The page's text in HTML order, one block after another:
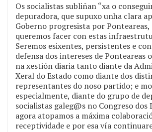
Os socialistas subliñan “xa o
depuradora, que supuxo unha clara
Goberno progresista por Ponteareas,
queremos facer con estas
Seremos esixentes, persistentes e
defensa dos intereses de Ponteareas
na xestión diaria tanto diante da
Xeral do Estado como diante dos
representantes do noso partido; e
especialmente, diante do grupo de
socialistas galeg@s no Congreso dos
agora atopamos a máxima
receptividade e por esa vía